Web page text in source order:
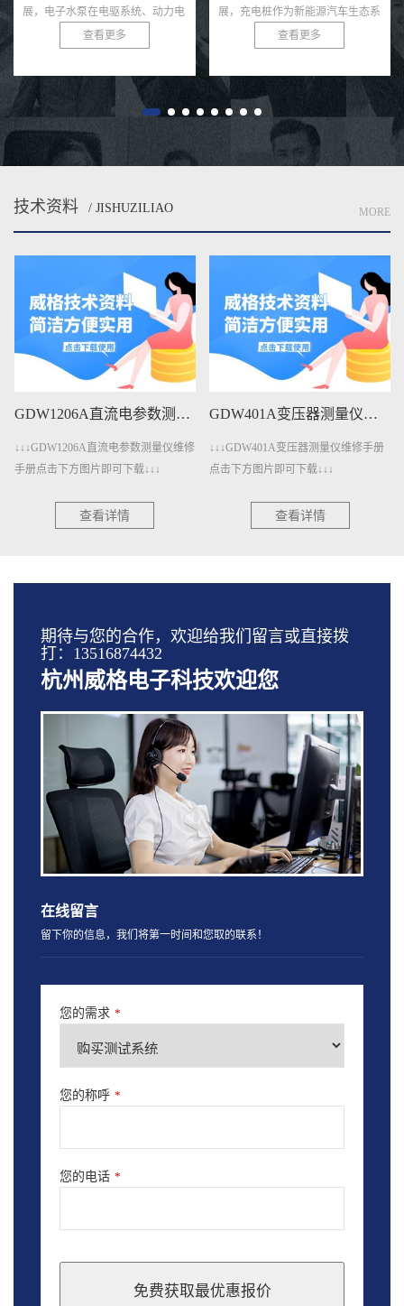
展，充电桩作为新能源汽车生态系
统的核心基础设施，其性能和可靠
性直接影响用户体验和电网安全。
查看更多
自动化设备中的核心驱动部件，其
力矩输出直接决定了系统的运动精
度、负载能力和稳定性。无论是工
节...
查看更多
技术资料 / JISHUZILIAO MORE
GDW401A变压器测量仪维修手册下载
↓↓↓GDW401A变压器测量仪维修手册
点击下方图片即可下载↓↓↓
查看详情
GDW401变压器测量仪维修手册下载
↓↓↓GDW401变压器测量仪维修手册点
击下方图片即可下载↓↓↓
查看详情
期待与您的合作，欢迎给我们留言或直接拨
打：13516874432
杭州威格电子科技欢迎您
在线留言
留下你的信息，我们将第一时间和您取的联系！
您的需求 *
您的称呼 *
您的电话 *
免费获取最优惠报价